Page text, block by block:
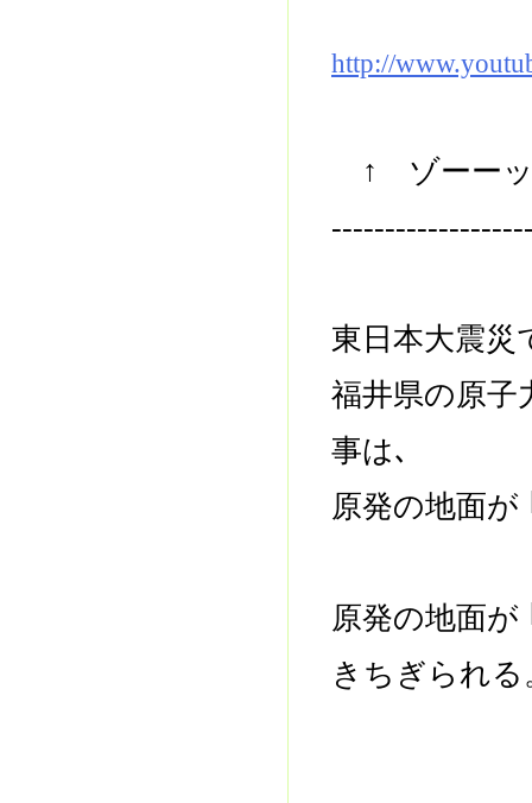
http://
↑ ゾーーッ
東日本大震災
福井県の原子
事は､
原発の地面
原発の地面が
きちぎられ